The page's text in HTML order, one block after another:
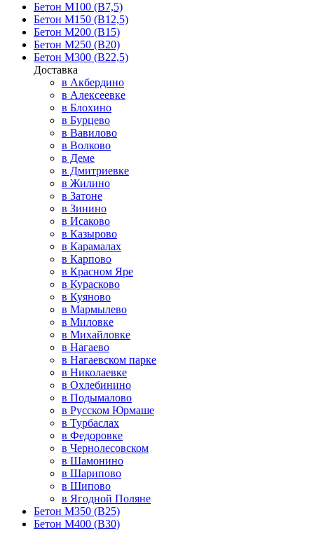
Бетон М100 (В7,5)
Бетон М150 (В12,5)
Бетон М200 (В15)
Бетон М250 (В20)
Бетон М300 (В22,5)
Доставка
в Акбердино
в Алексеевке
в Блохино
в Бурцево
в Вавилово
в Волково
в Деме
в Дмитриевке
в Жилино
в Затоне
в Зинино
в Исаково
в Казырово
в Карамалах
в Карпово
в Красном Яре
в Курасково
в Куяново
в Мармылево
в Миловке
в Михайловке
в Нагаево
в Нагаевском парке
в Николаевке
в Охлебинино
в Подымалово
в Русском Юрмаше
в Турбаслах
в Федоровке
в Чернолесовском
в Шамонино
в Шарипово
в Шипово
в Ягодной Поляне
Бетон М350 (В25)
Бетон М400 (В30)